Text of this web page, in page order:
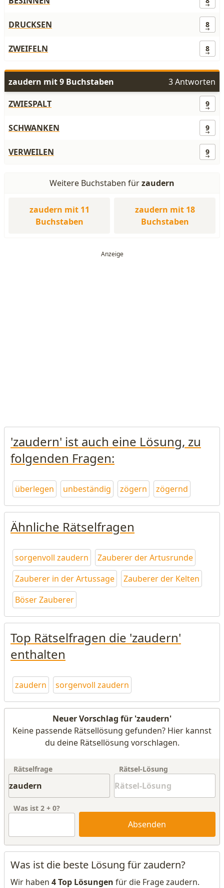
DRUCKSEN 8
ZWEIFELN 8
zaudern mit 9 Buchstaben
3 Antworten
ZWIESPALT
9
SCHWANKEN 9
VERWEILEN 9
Weitere Buchstaben fürzaudern
zaudern mit 11
Buchstaben
zaudern mit 18
Buchstaben
'zaudern' ist auch eine Lösung, zu
folgenden Fragen:
überlegen unbeständig zögern zögernd
Ähnliche Rätselfragen
sorgenvoll zaudern
Zauberer der Artusrunde
Zauberer in der Artussage
Zauberer der Kelten
Böser Zauberer
Top Rätselfragen die 'zaudern'
enthalten
zaudern sorgenvoll zaudern
Neuer Vorschlag für 'zaudern'
Keine passende Rätsellösung gefunden? Hier kannst
du deine Rätsellösung vorschlagen.
Rätselfrage Rätsel-Lösung
Was ist 2 + 0?
Absenden
Was ist die beste Lösung für zaudern?
Wir haben 4 Top Lösungen für die Frage zaudern.